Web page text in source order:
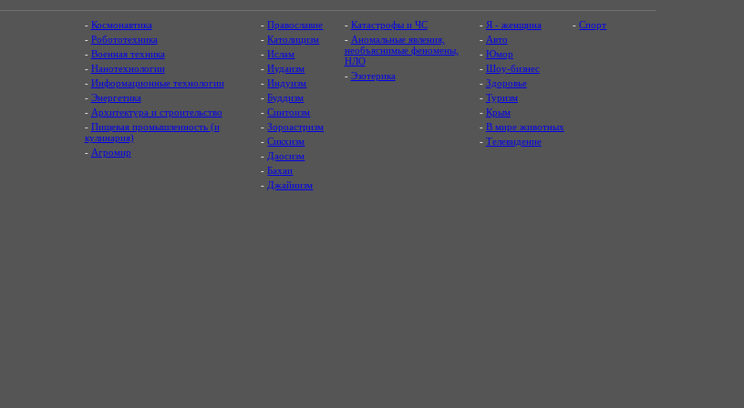
- Космонавтика
- Робототехника
- Военная техника
- Нанотехнологии
- Информационные технологии
- Энергетика
- Архитектура и строительство
- Пищевая промышленность (и
кулинария)
- Агромир
-Православие
-Католицизм
-Ислам
-Иудаизм
-Индуизм
-Буддизм
-Синтоизм
-Зороастризм
-Сикхизм
- Даосизм
-Бахаи
- Джайнизм
- Катастрофы и ЧС
- Аномальные явления,
необъяснимые феномены,
НЛО
- Эзотерика
- Я - женщина
- Авто
- Юмор
- Шоу-бизнес
- Здоровье
- Туризм
- Крым
- В мире животных
- Телевидение
-Спорт